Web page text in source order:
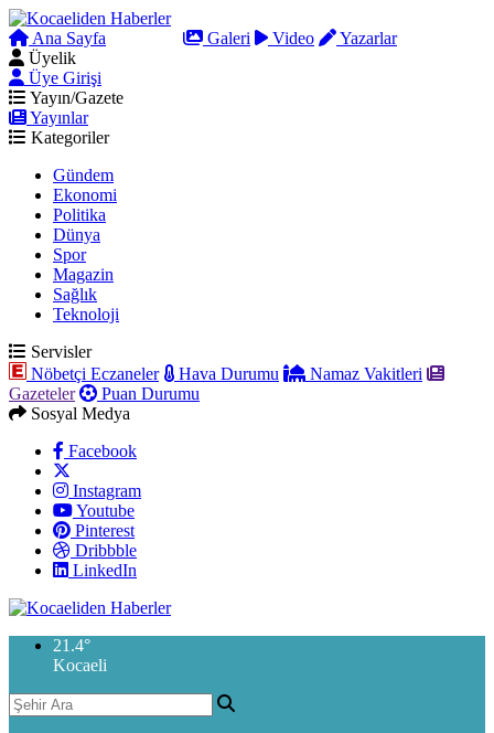
Ana Sayfa Galeri Video
Yazarlar
Üyelik
Üye Girişi
Yayın/Gazete
Yayınlar
Kategoriler
Gündem
Ekonomi
Politika
Dünya
Spor
Magazin
Sağlık
Teknoloji
Servisler
Nöbetçi Eczaneler
Hava Durumu
Namaz Vakitleri
Gazeteler
Puan Durumu
Sosyal Medya
Facebook
Instagram
Youtube
Pinterest
Dribbble
LinkedIn
21.4°
Kocaeli